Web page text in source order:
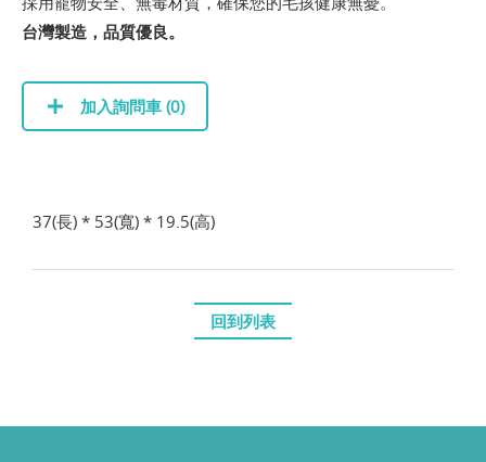
台灣製造，品質優良。
加入詢問車 (0)
37(長) * 53(寬) * 19.5(高)
回到列表